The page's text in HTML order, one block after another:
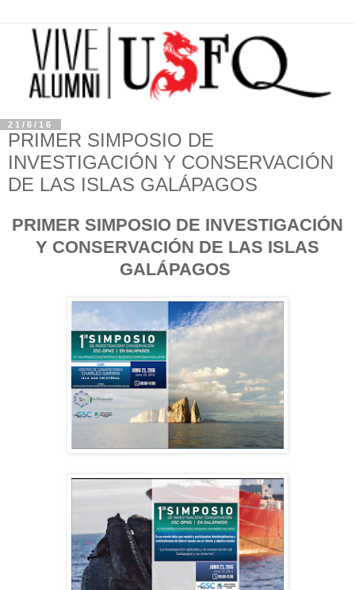
21/6/16
PRIMER SIMPOSIO DE
INVESTIGACIÓN Y CONSERVACIÓN
DE LAS ISLAS GALÁPAGOS
PRIMER SIMPOSIO DE INVESTIGACIÓN
Y CONSERVACIÓN DE LAS ISLAS
GALÁPAGOS